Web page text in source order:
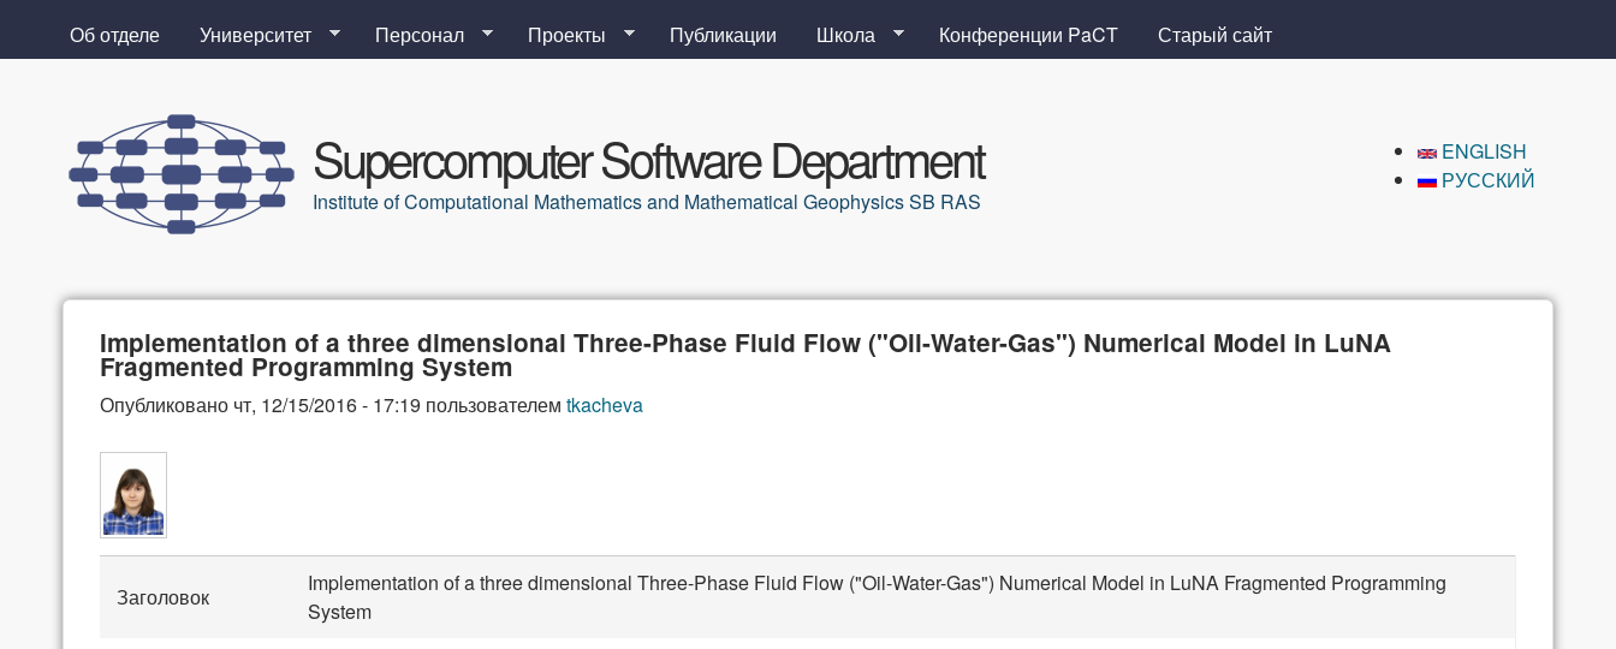
содержанию
Об отделе Университет Персонал Проекты Публикации Школа Конференции PaCT Старый сайт
Supercomputer Software Department
Institute of Computational Mathematics and Mathematical Geophysics SB RAS
ENGLISH
РУССКИЙ
Implementation of a three dimensional Three-Phase Fluid Flow ("Oil-Water-Gas") Numerical Model in LuNA
Fragmented Programming System
Опубликовано чт, 12/15/2016 - 17:19 пользователем tkacheva
Заголовок
Implementation of a three dimensional Three-Phase Fluid Flow ("Oil-Water-Gas") Numerical Model in LuNA Fragmented Programming
System